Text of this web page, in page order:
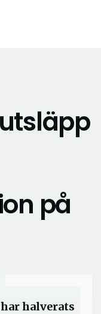
på
halverats